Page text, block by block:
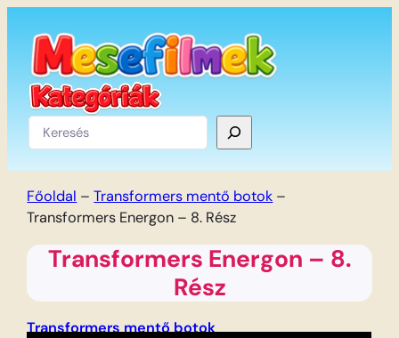
tartalomhoz
Keresés
Főoldal –Transformers mentő botok –
Transformers Energon – 8. Rész
Transformers Energon – 8.
Rész
Transformers mentő botok